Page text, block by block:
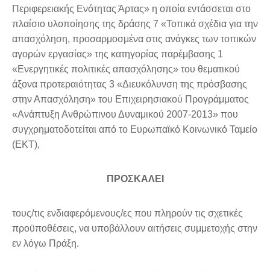
Περιφερειακής Ενότητας Άρτας» η οποία εντάσσεται στο
πλαίσιο υλοποίησης της δράσης 7 «Τοπικά σχέδια για την
απασχόληση, προσαρμοσμένα στις ανάγκες των τοπικών
αγορών εργασίας» της κατηγορίας παρέμβασης 1
«Ενεργητικές πολιτικές απασχόλησης» του θεματικού
άξονα προτεραιότητας 3 «Διευκόλυνση της πρόσβασης
στην Απασχόληση» του Επιχειρησιακού Προγράμματος
«Ανάπτυξη Ανθρώπινου Δυναμικού 2007-2013» που
συγχρηματοδοτείται από το Ευρωπαϊκό Κοινωνικό Ταμείο
(ΕΚΤ),
ΠΡΟΣΚΑΛΕΙ
τους/τις ενδιαφερόμενους/ες που πληρούν τις σχετικές
προϋποθέσεις, να υποβάλλουν αιτήσεις συμμετοχής στην
εν λόγω Πράξη.